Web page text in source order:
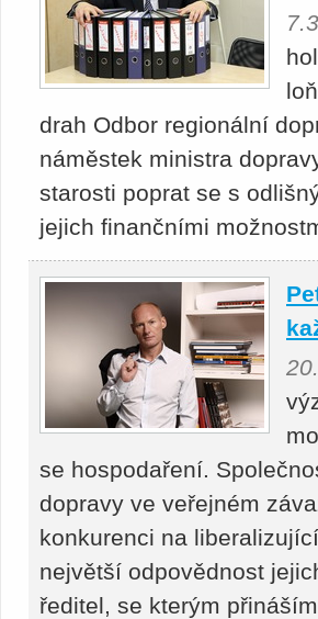
drah Odbor regionální
náměstek ministra
starosti poprat se s
jejich finančními
se hospodaření.
dopravy ve veřejném
konkurenci na
největší odpovědnost
ředitel, se kterým